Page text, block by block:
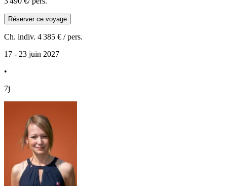
Réserver ce voyage
Ch. indiv. 4 385 € / pers.
17 - 23 juin 2027
•
7j